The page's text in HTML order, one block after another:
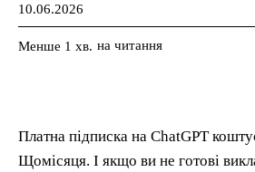
10.06.2026
Менше 1 хв. на читання
Платна підписка на ChatGPT
Щомісяця. І якщо ви не готові